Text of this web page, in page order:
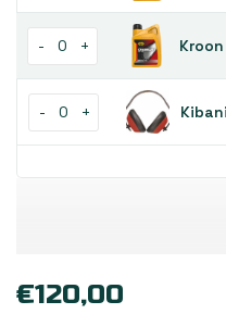
- +
- +
€120,00